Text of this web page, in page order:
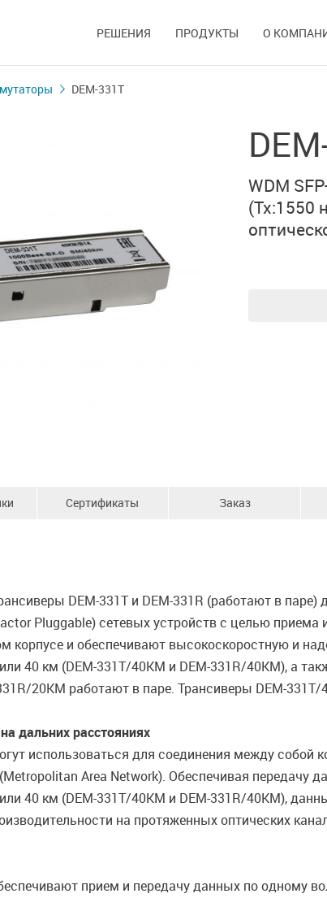
РЕШЕНИЯ ПРОДУКТЫ О
DEM-331T
WDM
(Tx:1550
Сертификаты Заказ
DEM-331T и DEM-331R (работают в
Pluggable) сетевых устройств с целью
корпусе и обеспечивают высокоскоростную и
40 км (DEM-331T/40KM и DEM-331R/40KM), а
20KM работают в паре. Трансиверы DEM-
дальних расстояниях
использоваться для соединения между собой
Area Network). Обеспечивая передачу
40 км (DEM-331T/40KM и DEM-331R/40KM),
на протяженных оптических
прием и передачу данных по одному